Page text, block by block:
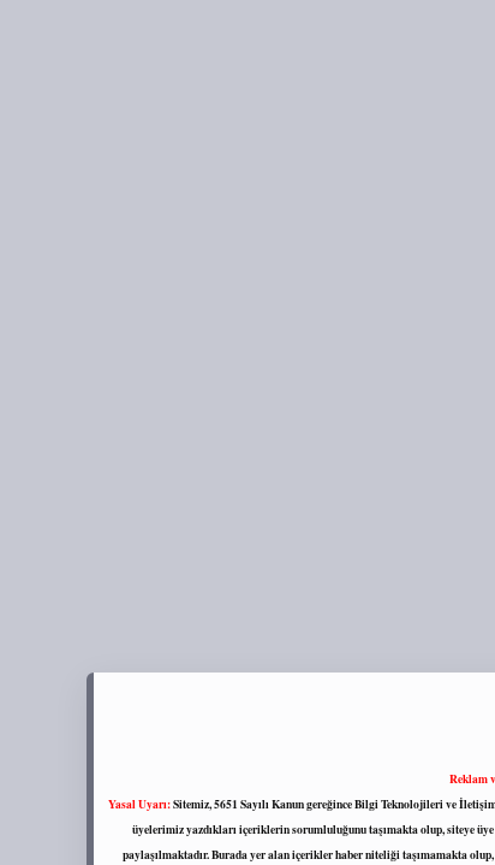
Reklam
Yasal Uyarı:Sitemiz, 5651 Sayılı Kanun gereğince Bilgi Teknolojileri ve
üyelerimiz yazdıkları içeriklerin sorumluluğunu taşımakta olup, siteye
paylaşılmaktadır. Burada yer alan içerikler haber niteliği taşımamakta